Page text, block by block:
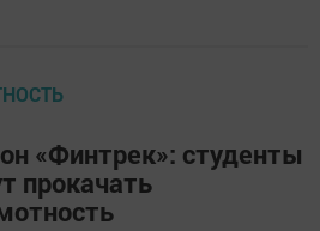
«Финтрек»: студенты
прокачать